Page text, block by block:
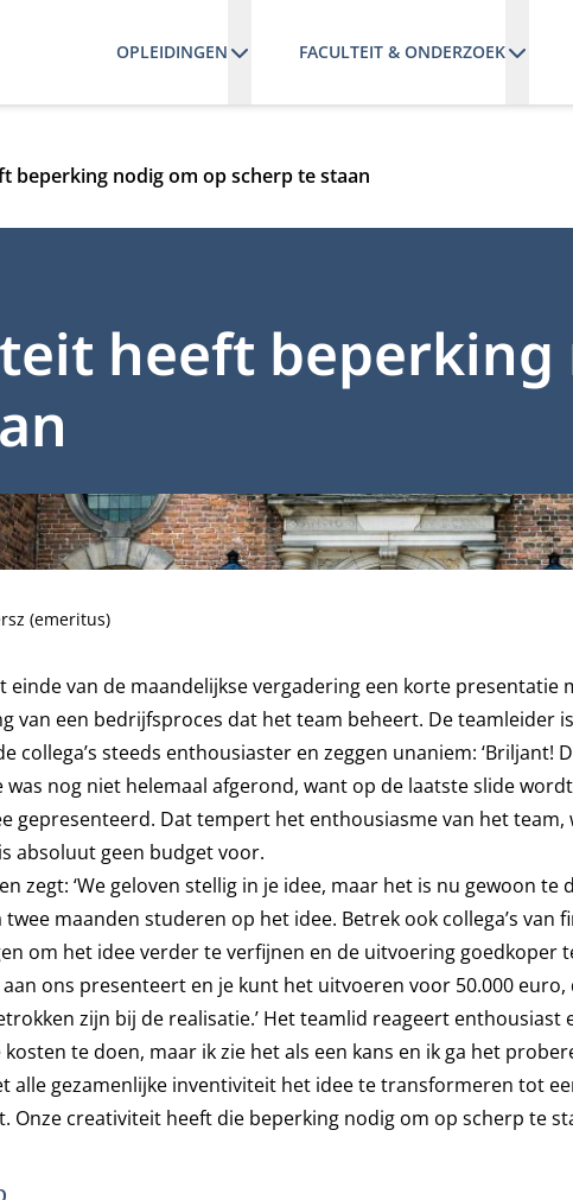
OPLEIDINGEN FACULTEIT & ONDERZOEK
beperking nodig om op scherp te staan
heeft
(emeritus)
einde van de maandelijkse vergadering een korte presentatie
van een bedrijfsproces dat het team beheert. De teamleider
steeds enthousiaster en zeggen unaniem: ‘Briljant!
nog niet helemaal afgerond, want op de laatste slide
gepresenteerd. Dat tempert het enthousiasme van het team,
absoluut geen budget voor.
zegt: ‘We geloven stellig in je idee, maar het is nu gewoon
maanden studeren op het idee. Betrek ook collega’s van
om het idee verder te verfijnen en de uitvoering goedkoper
ons presenteert en je kunt het uitvoeren voor 50.000 euro,
zijn bij de realisatie.’ Het teamlid reageert enthousiast
te doen, maar ik zie het als een kans en ik ga het
alle gezamenlijke inventiviteit het idee te transformeren tot
Onze creativiteit heeft die beperking nodig om op scherp te